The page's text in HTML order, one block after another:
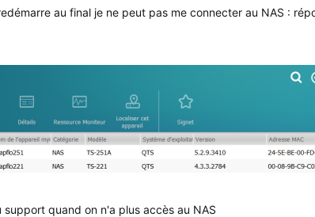
au final je ne peut pas me connecter au NAS :
quand on n'a plus accès au NAS